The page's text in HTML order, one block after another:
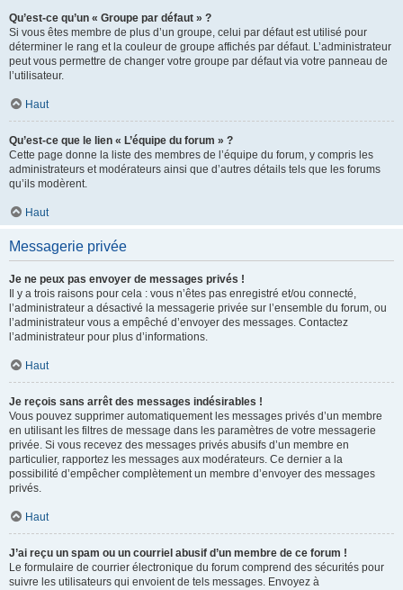
Qu’est-ce qu’un « Groupe par défaut » ?
Si vous êtes membre de plus d’un groupe, celui par défaut est utilisé pour
déterminer le rang et la couleur de groupe affichés par défaut. L’administrateur
peut vous permettre de changer votre groupe par défaut via votre panneau de
l’utilisateur.
Haut
Qu’est-ce que le lien « L’équipe du forum » ?
Cette page donne la liste des membres de l’équipe du forum, y compris les
administrateurs et modérateurs ainsi que d’autres détails tels que les forums
qu’ils modèrent.
Haut
Messagerie privée
Je ne peux pas envoyer de messages privés !
Il y a trois raisons pour cela : vous n’êtes pas enregistré et/ou connecté,
l’administrateur a désactivé la messagerie privée sur l’ensemble du forum, ou
l’administrateur vous a empêché d’envoyer des messages. Contactez
l’administrateur pour plus d’informations.
Haut
Je reçois sans arrêt des messages indésirables !
Vous pouvez supprimer automatiquement les messages privés d’un membre
en utilisant les filtres de message dans les paramètres de votre messagerie
privée. Si vous recevez des messages privés abusifs d’un membre en
particulier, rapportez les messages aux modérateurs. Ce dernier a la
possibilité d’empêcher complètement un membre d’envoyer des messages
privés.
Haut
J’ai reçu un spam ou un courriel abusif d’un membre de ce forum !
Le formulaire de courrier électronique du forum comprend des sécurités pour
suivre les utilisateurs qui envoient de tels messages. Envoyez à